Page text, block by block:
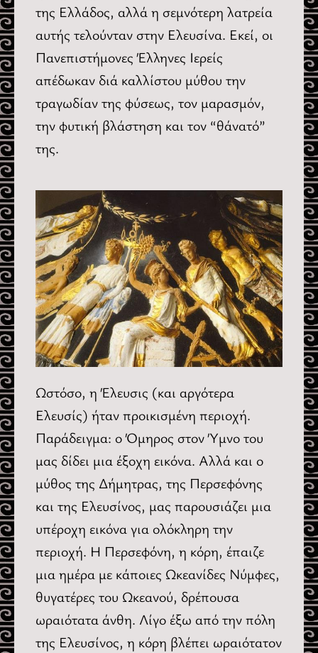
της Ελλάδος, αλλά η σεμνότερη λατρεία
αυτής τελούνταν στην Ελευσίνα. Εκεί, οι
Πανεπιστήμονες Έλληνες Ιερείς
απέδωκαν διά καλλίστου μύθου την
τραγωδίαν της φύσεως, τον μαρασμόν,
την φυτική βλάστηση και τον “θάνατό”
της.
Ωστόσο, η Έλευσις (και αργότερα
Ελευσίς) ήταν προικισμένη περιοχή.
Παράδειγμα: ο Όμηρος στον Ύμνο του
μας δίδει μια έξοχη εικόνα. Αλλά και ο
μύθος της Δήμητρας, της Περσεφόνης
και της Ελευσίνος, μας παρουσιάζει μια
υπέροχη εικόνα για ολόκληρη την
περιοχή. Η Περσεφόνη, η κόρη, έπαιζε
μια ημέρα με κάποιες Ωκεανίδες Νύμφες,
θυγατέρες του Ωκεανού, δρέπουσα
ωραιότατα άνθη. Λίγο έξω από την πόλη
της Ελευσίνος, η κόρη βλέπει ωραιότατον